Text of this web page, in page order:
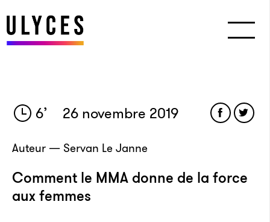
6’ 26 novembre 2019
Auteur — Servan Le Janne
Comment le MMA donne de la force
aux femmes